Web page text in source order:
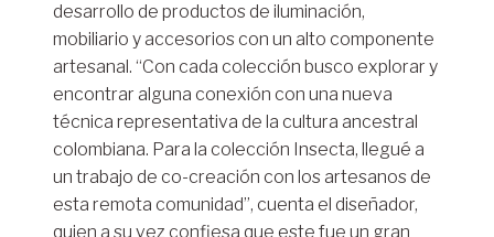
desarrollo de productos de iluminación,
mobiliario y accesorios con un alto componente
artesanal. “Con cada colección busco explorar y
encontrar alguna conexión con una nueva
técnica representativa de la cultura ancestral
colombiana. Para la colección Insecta, llegué a
un trabajo de co-creación con los artesanos de
esta remota comunidad”, cuenta el diseñador,
quien a su vez confiesa que este fue un gran